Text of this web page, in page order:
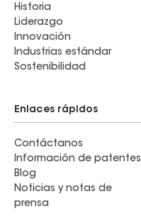
Historia
Liderazgo
Innovación
Industrias estándar
Sostenibilidad
Enlaces rápidos
Contáctanos
Información de patentes
Blog
Noticias y notas de
prensa